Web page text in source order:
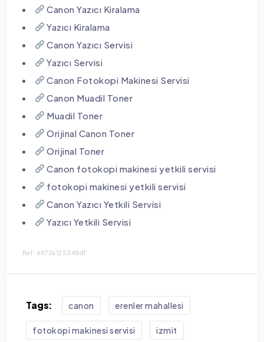
Canon Yazıcı Kiralama
Yazıcı Kiralama
Canon Yazıcı Servisi
Yazıcı Servisi
Canon Fotokopi Makinesi Servisi
Canon Muadil Toner
Muadil Toner
Orijinal Canon Toner
Orijinal Toner
Canon fotokopi makinesi yetkili servisi
fotokopi makinesi yetkili servisi
Canon Yazıcı Yetkili Servisi
Yazıcı Yetkili Servisi
Ref: 6972a125348df
Tags: canon erenler mahallesi
fotokopi makinesi servisi i̇zmit